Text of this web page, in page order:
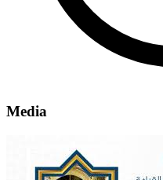
Media